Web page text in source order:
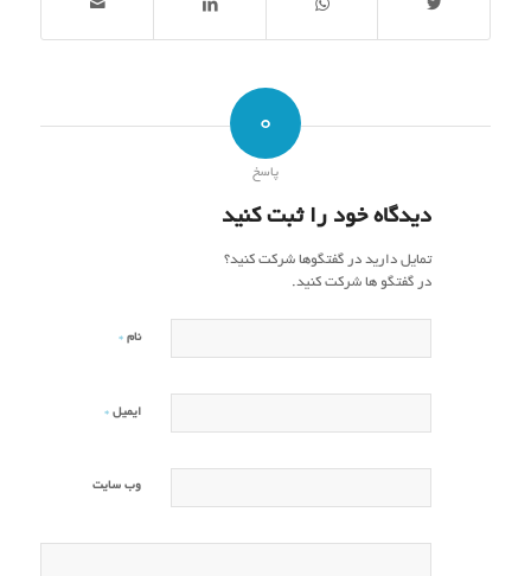
0
پاسخ
دیدگاه خود را ثبت کنید
تمایل دارید در گفتگوها شرکت کنید؟
در گفتگو ها شرکت کنید.
نام *
ایمیل *
وب‌ سایت